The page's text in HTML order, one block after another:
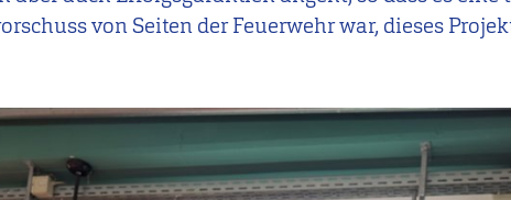
von Seiten der Feuerwehr war, dieses